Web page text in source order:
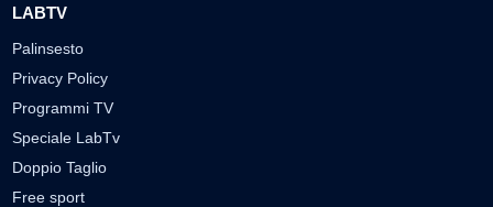
LABTV
Palinsesto
Privacy Policy
Programmi TV
Speciale LabTv
Doppio Taglio
Free sport